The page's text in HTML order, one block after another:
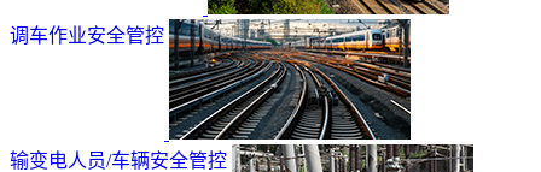
调车作业安全管控
输变电人员/车辆安全管控